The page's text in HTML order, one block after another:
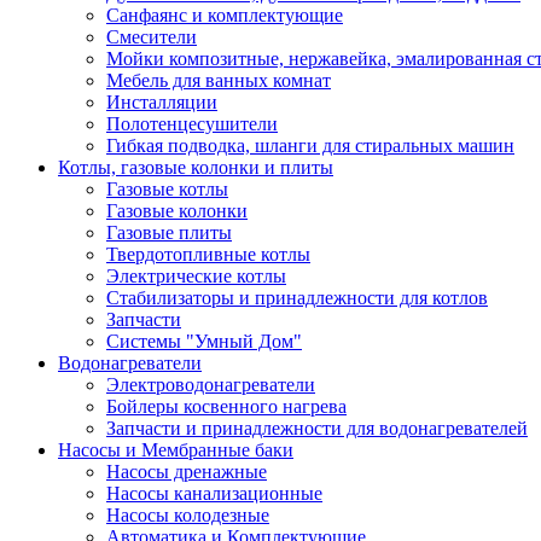
Санфаянс и комплектующие
Смесители
Мойки композитные, нержавейка, эмалированная
Мебель для ванных комнат
Инсталляции
Полотенцесушители
Гибкая подводка, шланги для стиральных машин
Котлы, газовые колонки и плиты
Газовые котлы
Газовые колонки
Газовые плиты
Твердотопливные котлы
Электрические котлы
Стабилизаторы и принадлежности для котлов
Запчасти
Системы "Умный Дом"
Водонагреватели
Электроводонагреватели
Бойлеры косвенного нагрева
Запчасти и принадлежности для водонагревателей
Насосы и Мембранные баки
Насосы дренажные
Насосы канализационные
Насосы колодезные
Автоматика и Комплектующие